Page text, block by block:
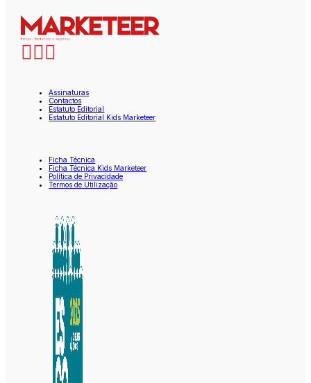
Assinaturas
Contactos
Estatuto Editorial
Estatuto Editorial Kids Marketeer
Ficha Técnica
Ficha Técnica Kids Marketeer
Política de Privacidade
Termos de Utilização